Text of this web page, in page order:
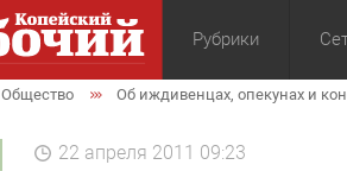
Рубрики
Общество
Общество Об иждивенцах, опекунах и
22 апреля 2011 09:23